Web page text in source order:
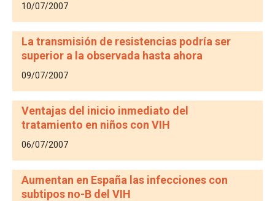
10/07/2007
La transmisión de resistencias podría ser
superior a la observada hasta ahora
09/07/2007
Ventajas del inicio inmediato del
tratamiento en niños con VIH
06/07/2007
Aumentan en España las infecciones con
subtipos no-B del VIH